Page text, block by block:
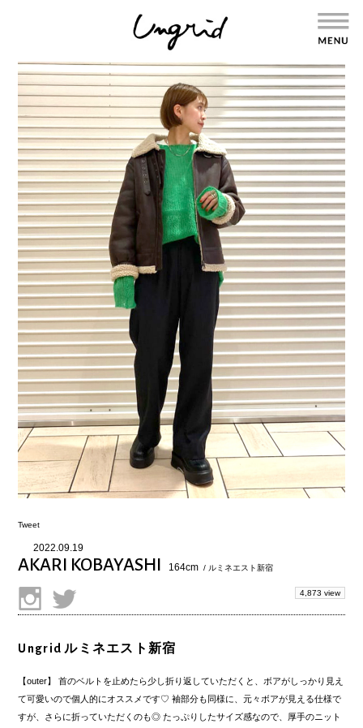
Tweet
2022.09.19
AKARI KOBAYASHI 164cm / ルミネエスト新宿
4,873 view
Ungrid ルミネエスト新宿
【outer】 首のベルトを止めたら少し折り返していただくと、ボアがしっかり見え
て可愛いので個人的にオススメです♡ 袖部分も同様に、元々ボアが見える仕様で
すが、さらに折っていただくのも◎ たっぷりしたサイズ感なので、厚手のニット